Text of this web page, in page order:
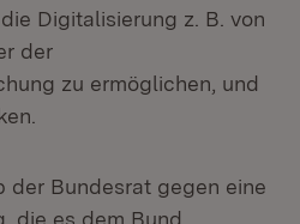
Digitalisierung z. B. von
der
zu ermöglichen, und
der Bundesrat gegen eine
die es dem Bund